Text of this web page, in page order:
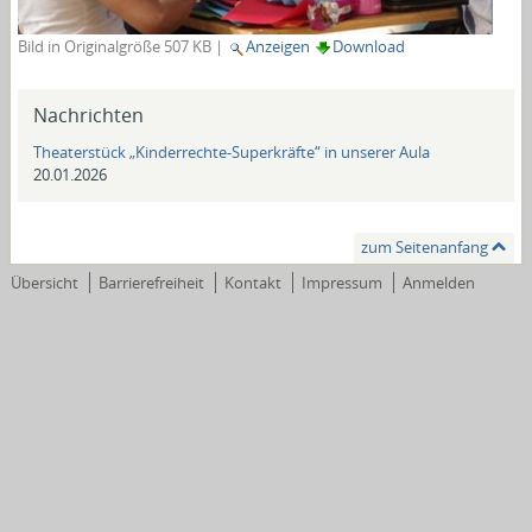
Bild in Originalgröße 507 KB | Anzeigen Download
Nachrichten
Theaterstück „Kinderrechte-Superkräfte“ in unserer Aula
20.01.2026
zum Seitenanfang
Übersicht
Barrierefreiheit Kontakt Impressum Anmelden